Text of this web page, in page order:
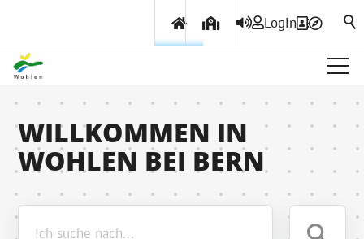
Login
Über Wohlen
Politik & Verwaltung
Themen & Services
WILLKOMMEN IN
WOHLEN BEI BERN